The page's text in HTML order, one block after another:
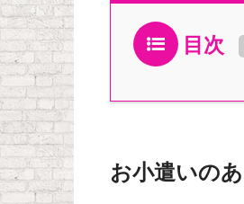
目次
お小遣いの